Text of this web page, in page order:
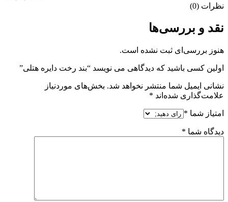
نظرات (0)
نقد و بررسی‌ها
هنوز بررسی‌ای ثبت نشده است.
اولین کسی باشید که دیدگاهی می نویسد “بند رخت دایره هتلی”
نشانی ایمیل شما منتشر نخواهد شد. بخش‌های موردنیاز
علامت‌گذاری شده‌اند *
امتیاز شما *
دیدگاه شما *